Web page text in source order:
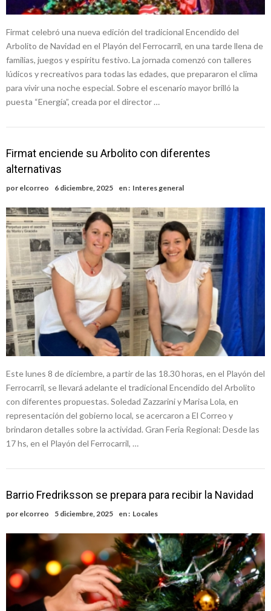
Firmat celebró una nueva edición del tradicional Encendido del
Arbolito de Navidad en el Playón del Ferrocarril, en una tarde llena de
familias, juegos y espíritu festivo. La jornada comenzó con talleres
lúdicos y recreativos para todas las edades, que prepararon el clima
para vivir una noche especial. Sobre el escenario mayor brilló la
puesta “Energía”, creada por el director …
Firmat enciende su Arbolito con diferentes
alternativas
por elcorreo 6 diciembre, 2025 en : Interes general
Este lunes 8 de diciembre, a partir de las 18.30 horas, en el Playón del
Ferrocarril, se llevará adelante el tradicional Encendido del Arbolito
con diferentes propuestas. Soledad Zazzarini y Marisa Lola, en
representación del gobierno local, se acercaron a El Correo y
brindaron detalles sobre la actividad. Gran Feria Regional: Desde las
17 hs, en el Playón del Ferrocarril, …
Barrio Fredriksson se prepara para recibir la Navidad
por elcorreo 5 diciembre, 2025 en : Locales